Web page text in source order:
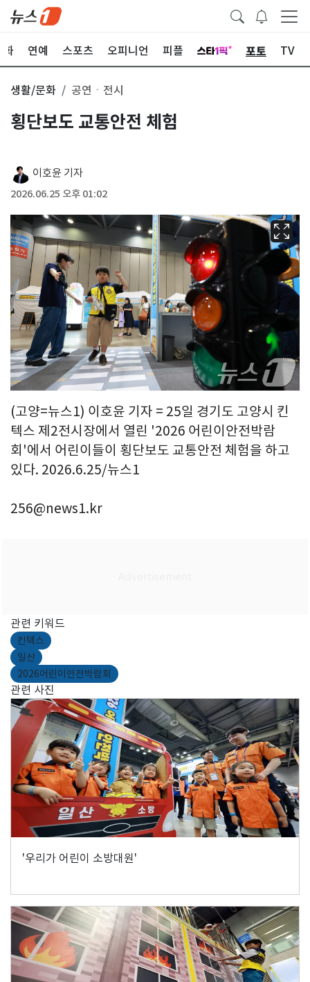
화 연예 스포츠 오피니언 피플 포토 TV
생활/문화 공연ㆍ전시
횡단보도 교통안전 체험
이호윤 기자
2026.06.25 오후 01:02
(고양=뉴스1) 이호윤 기자 = 25일 경기도 고양시 킨
텍스 제2전시장에서 열린 '2026 어린이안전박람
회'에서 어린이들이 횡단보도 교통안전 체험을 하고
있다. 2026.6.25/뉴스1
256@news1.kr
관련 키워드
킨텍스
일산
2026어린이안전박람회
관련 사진
'우리가 어린이 소방대원'